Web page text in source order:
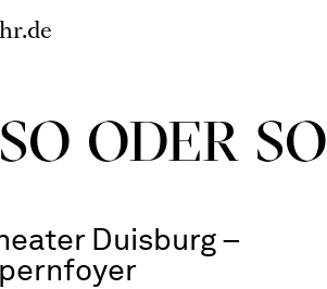
ODER SO
Duisburg –